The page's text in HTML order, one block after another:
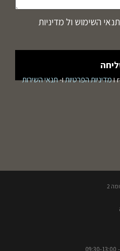
תנאי השימוש ול מדיניות
מדיניות הפרטיותו-תנאי השירות